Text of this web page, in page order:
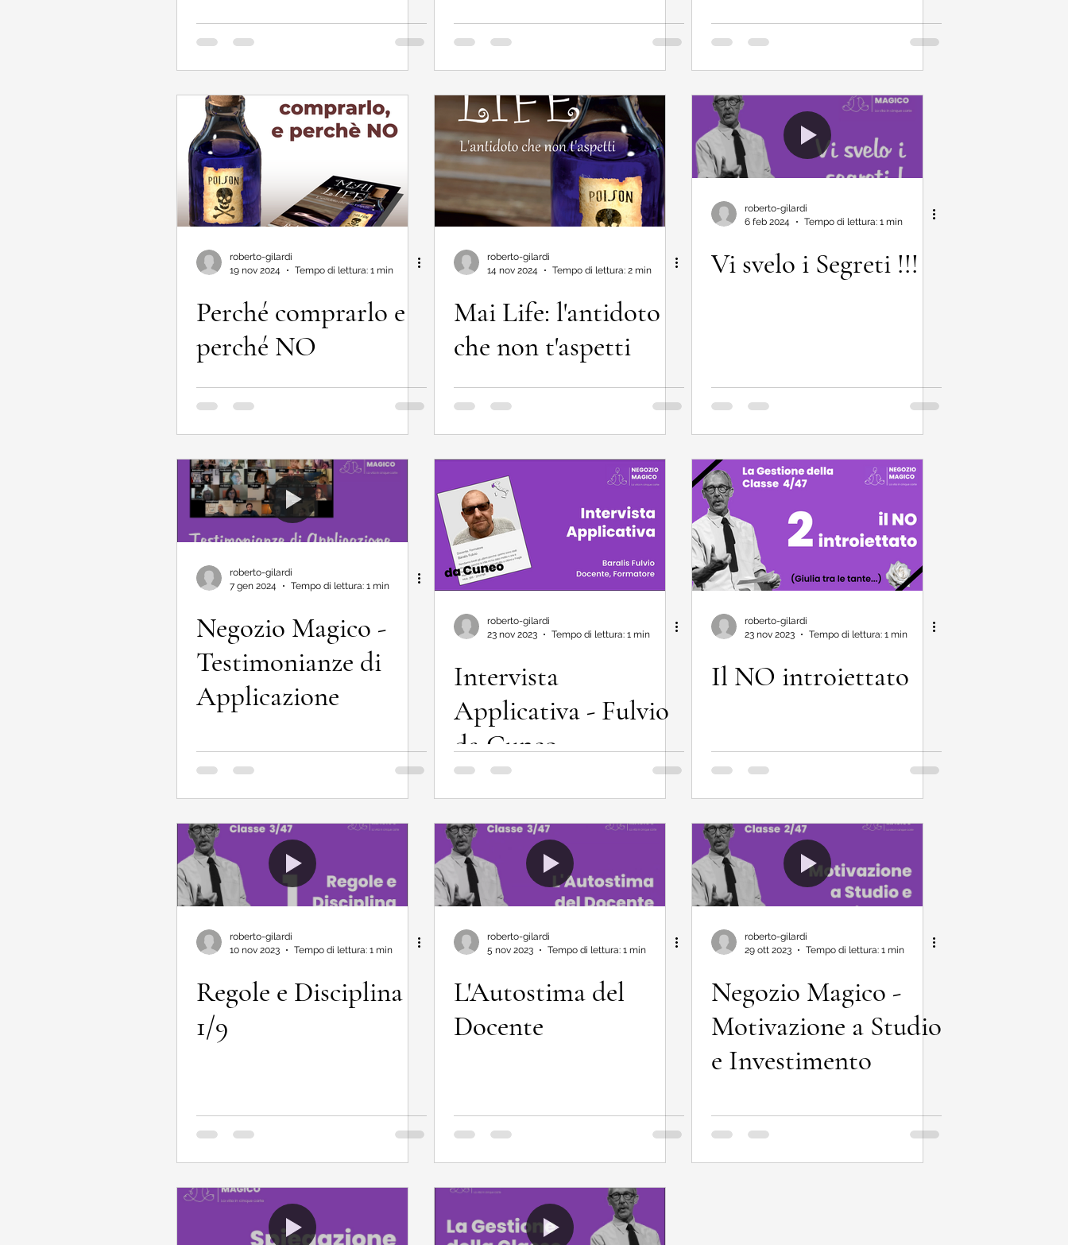
roberto-gilardi
19 nov 2024
Tempo di lettura: 1 min
Perché comprarlo e
perché NO
roberto-gilardi
14 nov 2024
Tempo di lettura: 2 min
Mai Life: l'antidoto
che non t'aspetti
roberto-gilardi
6 feb 2024
Tempo di lettura: 1 min
Vi svelo i Segreti !!!
roberto-gilardi
7 gen 2024
Tempo di lettura: 1 min
Negozio Magico -
Testimonianze di
Applicazione
roberto-gilardi
23 nov 2023
Tempo di lettura: 1 min
Intervista
Applicativa - Fulvio
da Cuneo
roberto-gilardi
23 nov 2023
Tempo di lettura: 1 min
Il NO introiettato
roberto-gilardi
10 nov 2023
Tempo di lettura: 1 min
Regole e Disciplina
1/9
roberto-gilardi
5 nov 2023
Tempo di lettura: 1 min
L'Autostima del
Docente
roberto-gilardi
29 ott 2023
Tempo di lettura: 1 min
Negozio Magico -
Motivazione a Studio
e Investimento